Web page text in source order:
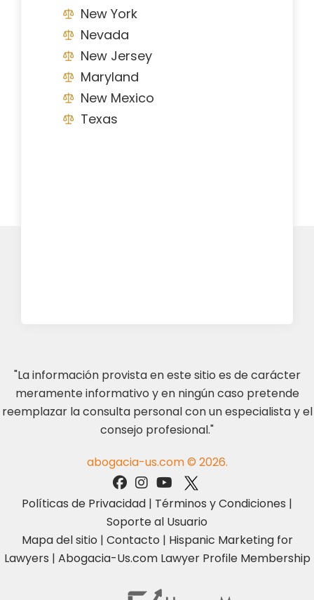
New York
Nevada
New Jersey
Maryland
New Mexico
Texas
"La información provista en este sitio es de carácter
meramente informativo y en ningún caso pretende
reemplazar la consulta personal con un especialista y el
consejo profesional."
abogacia-us.com © 2026.
Políticas de Privacidad | Términos y Condiciones |
Soporte al Usuario
Mapa del sitio | Contacto | Hispanic Marketing for
Lawyers | Abogacia-Us.com Lawyer Profile Membership